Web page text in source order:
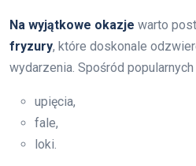
Na wyjątkowe okazje warto
fryzury, które doskonale
wydarzenia. Spośród
upięcia,
fale,
loki.